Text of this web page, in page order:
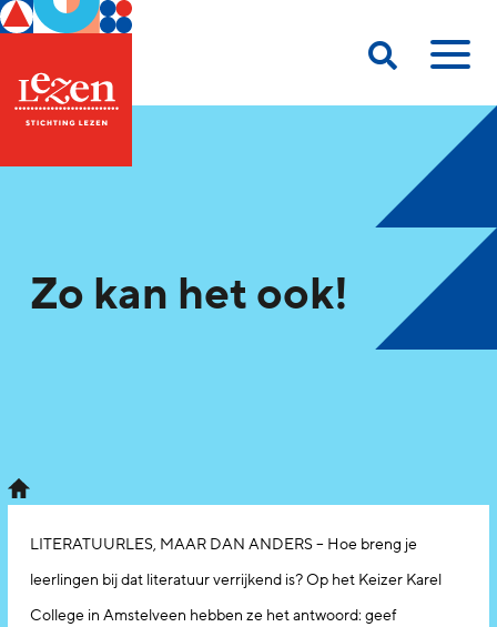
Zo kan het ook!
LITERATUURLES, MAAR DAN ANDERS – Hoe breng je
leerlingen bij dat literatuur verrijkend is? Op het Keizer Karel
College in Amstelveen hebben ze het antwoord: geef